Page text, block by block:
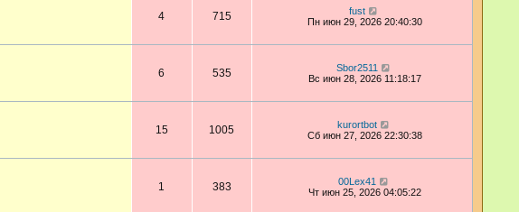
4 715
fust
Пн июн 29, 2026 20:40:30
6 535
Sbor2511
Вс июн 28, 2026 11:18:17
15 1005
kurortbot
Сб июн 27, 2026 22:30:38
1 383
00Lex41
Чт июн 25, 2026 04:05:22